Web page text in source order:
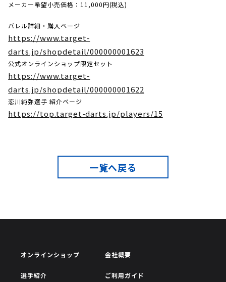
メーカー希望小売価格：11,000円(税込)
バレル詳細・購入ページ
https://www.target-
darts.jp/shopdetail/000000001623
公式オンラインショップ限定セット
https://www.target-
darts.jp/shopdetail/000000001622
恋川純弥選手 紹介ページ
https://top.target-darts.jp/players/15
一覧へ戻る
オンラインショップ
選手紹介
会社概要
ご利用ガイド